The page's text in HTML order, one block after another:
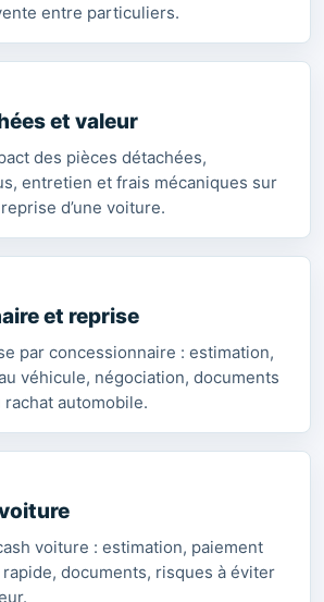
entre particuliers.
et valeur
des pièces détachées,
entretien et frais mécaniques sur
d’une voiture.
et reprise
par concessionnaire : estimation,
véhicule, négociation, documents
automobile.
voiture : estimation, paiement
documents, risques à éviter